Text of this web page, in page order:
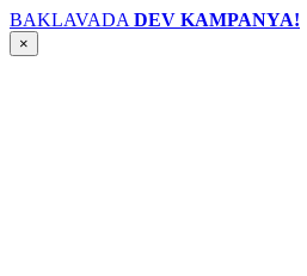
BAKLAVADA DEV KAMPANYA!
×